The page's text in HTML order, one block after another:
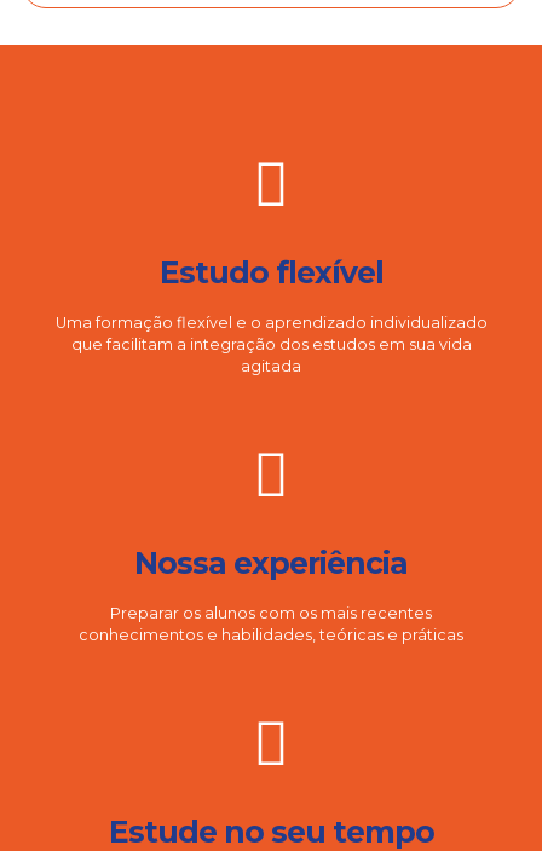
Estudo flexível
Uma formação flexível e o aprendizado individualizado
que facilitam a integração dos estudos em sua vida
agitada
Nossa experiência
Preparar os alunos com os mais recentes
conhecimentos e habilidades, teóricas e práticas
Estude no seu tempo